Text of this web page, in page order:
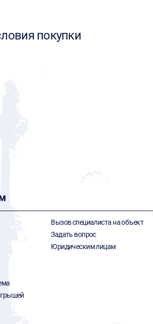
покупки
Вызов специалиста на объект
Задать вопрос
Юридическим лицам